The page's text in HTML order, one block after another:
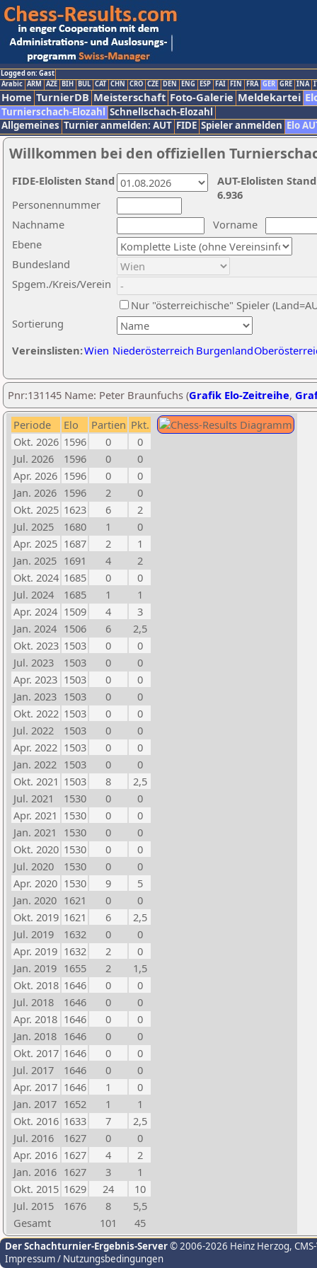
Logged on: Gast
Arabic ARM AZE BIH BUL CAT CHN CRO CZE DEN ENG ESP FAI FIN FRA GER GRE INA
Home TurnierDB Meisterschaft Foto-Galerie Meldekartei
Turnierschach-Elozahl Schnellschach-Elozahl
Allgemeines Turnier anmelden: AUT FIDE Spieler anmelden Elo
Willkommen bei den offiziellen
Nachname
Vorname
Ebene
Sortierung
Personennummer
Bundesland
Spgem./Kreis/Verein
Nur "österreichische" Spieler
Vereinslisten:Wien Niederösterreich Burgenland
AUT-Elolisten
6.936
FIDE-Elolisten Stand
Pnr:131145 Name: Peter Braunfuchs (Grafik Elo-Zeitreihe,
Periode Elo Partien Pkt.
Okt. 2026 1596 0
0
Jul. 2026
1596 0
0
Apr. 2026 1596 0
0
Jan. 2026 1596 2
0
Okt. 2025 1623 6
2
Jul. 2025
1680 1
0
Apr. 2025 1687 2
1
Jan. 2025 1691 4
2
Okt. 2024 1685 0
0
Jul. 2024
1685 1
1
Apr. 2024 1509 4
3
Jan. 2024 1506 6
2,5
Okt. 2023 1503 0
0
Jul. 2023
1503 0
0
Apr. 2023 1503 0
0
Jan. 2023 1503 0
0
Okt. 2022 1503 0
0
Jul. 2022
1503 0
0
Apr. 2022 1503 0
0
Jan. 2022 1503 0
0
Okt. 2021 1503 8
2,5
Jul. 2021
1530 0
0
Apr. 2021 1530 0
0
Jan. 2021
1530 0
0
Okt. 2020 1530 0
0
Jul. 2020
1530 0
0
Apr. 2020 1530 9
5
Jan. 2020 1621 0
0
Okt. 2019 1621 6
2,5
Jul. 2019
1632 0
0
Apr. 2019 1632 2
0
Jan. 2019 1655 2
1,5
Okt. 2018 1646 0
0
Jul. 2018
1646 0
0
Apr. 2018 1646 0
0
Jan. 2018 1646 0
0
Okt. 2017 1646 0
0
Jul. 2017
1646 0
0
Apr. 2017 1646 1
0
Jan. 2017 1652 1
1
Okt. 2016 1633 7
2,5
Jul. 2016
1627 0
0
Apr. 2016 1627 4
2
Jan. 2016 1627 3
1
Okt. 2015 1629 24
10
Jul. 2015
1676 8
5,5
Gesamt
101 45
Der Schachturnier-Ergebnis-Server© 2006-2026 Heinz Herzog,
Impressum / Nutzungsbedingungen